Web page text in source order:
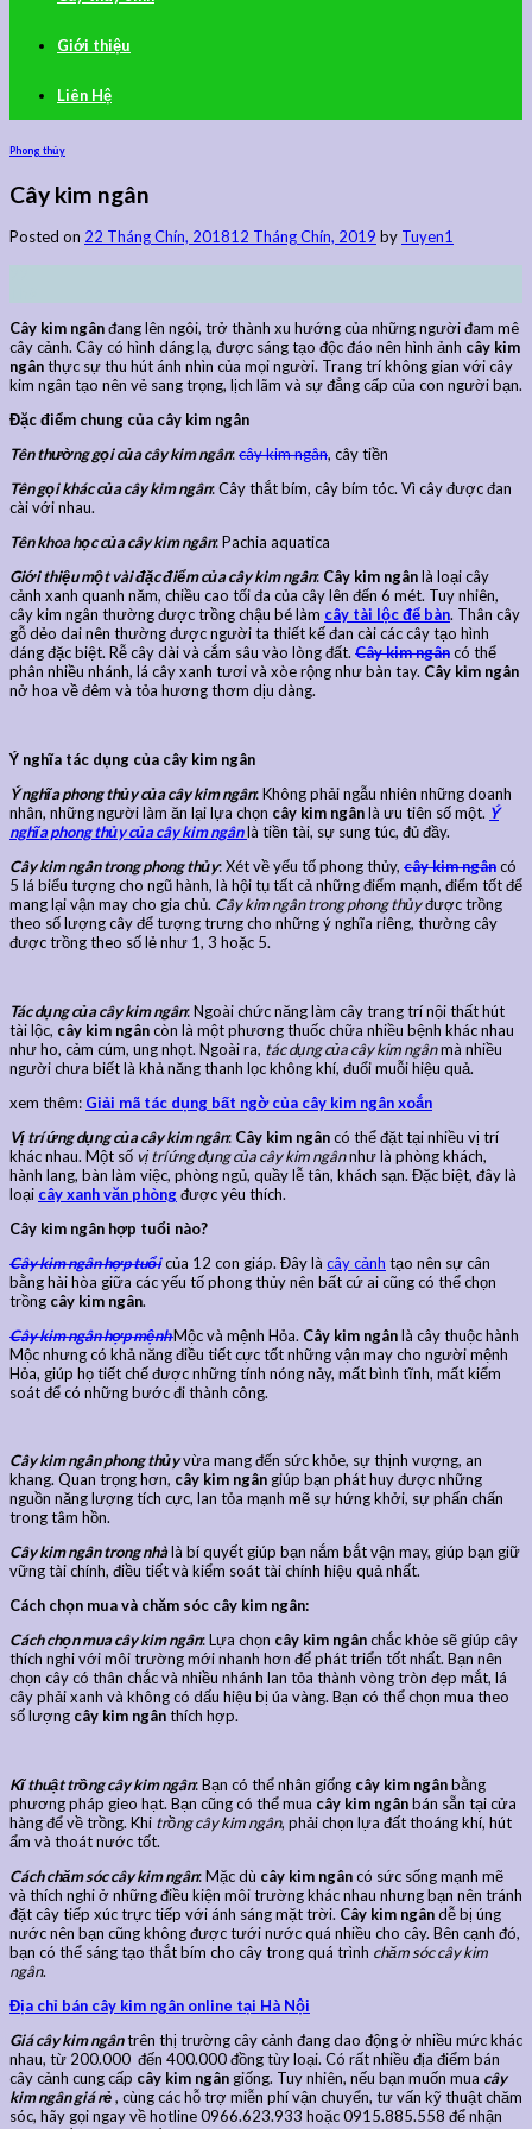
Giới thiệu
Liên Hệ
Phong thủy
Cây kim ngân
Posted on 22 Tháng Chín, 201812 Tháng Chín, 2019 by Tuyen1
Cây kim ngânđang lên ngôi, trở thành xu hướng của những người đam mê
cây cảnh. Cây có hình dáng lạ, được sáng tạo độc đáo nên hình ảnh cây kim
ngânthực sự thu hút ánh nhìn của mọi người. Trang trí không gian với cây
kim ngân tạo nên vẻ sang trọng, lịch lãm và sự đẳng cấp của con người bạn.
Đặc điểm chung của cây kim ngân
Tên thường gọi của cây kim ngân:cây kim ngân, cây tiền
Tên gọi khác của cây kim ngân: Cây thắt bím, cây bím tóc. Vì cây được đan
cài với nhau.
Tên khoa học của cây kim ngân: Pachia aquatica
Giới thiệu một vài đặc điểm của cây kim ngân: Cây kim ngânlà loại cây
cảnh xanh quanh năm, chiều cao tối đa của cây lên đến 6 mét. Tuy nhiên,
cây kim ngân thường được trồng chậu bé làm cây tài lộc để bàn. Thân cây
gỗ dẻo dai nên thường được người ta thiết kế đan cài các cây tạo hình
dáng đặc biệt. Rễ cây dài và cắm sâu vào lòng đất. Cây kim ngâncó thể
phân nhiều nhánh, lá cây xanh tươi và xòe rộng như bàn tay. Cây kim ngân
nở hoa về đêm và tỏa hương thơm dịu dàng.
Ý nghĩa tác dụng của cây kim ngân
Ý nghĩa phong thủy của cây kim ngân: Không phải ngẫu nhiên những doanh
nhân, những người làm ăn lại lựa chọn cây kim ngânlà ưu tiên số một. Ý
nghĩa phong thủy của cây kim ngânlà tiền tài, sự sung túc, đủ đầy.
Cây kim ngân trong phong thủy: Xét về yếu tố phong thủy, cây kim ngâncó
5 lá biểu tượng cho ngũ hành, là hội tụ tất cả những điểm mạnh, điểm tốt để
mang lại vận may cho gia chủ. Cây kim ngân trong phong thủyđược trồng
theo số lượng cây để tượng trưng cho những ý nghĩa riêng, thường cây
được trồng theo số lẻ như 1, 3 hoặc 5.
Tác dụng của cây kim ngân: Ngoài chức năng làm cây trang trí nội thất hút
tài lộc, cây kim ngâncòn là một phương thuốc chữa nhiều bệnh khác nhau
như ho, cảm cúm, ung nhọt. Ngoài ra, tác dụng của cây kim ngânmà nhiều
người chưa biết là khả năng thanh lọc không khí, đuổi muỗi hiệu quả.
xem thêm: Giải mã tác dụng bất ngờ của cây kim ngân xoắn
Vị trí ứng dụng của cây kim ngân: Cây kim ngâncó thể đặt tại nhiều vị trí
khác nhau. Một số vị trí ứng dụng của cây kim ngânnhư là phòng khách,
hành lang, bàn làm việc, phòng ngủ, quầy lễ tân, khách sạn. Đặc biệt, đây là
loại cây xanh văn phòngđược yêu thích.
Cây kim ngân hợp tuổi nào?
Cây kim ngân hợp tuổicủa 12 con giáp. Đây là cây cảnh tạo nên sự cân
bằng hài hòa giữa các yếu tố phong thủy nên bất cứ ai cũng có thể chọn
trồng cây kim ngân.
Cây kim ngân hợp mệnhMộc và mệnh Hỏa. Cây kim ngânlà cây thuộc hành
Mộc nhưng có khả năng điều tiết cực tốt những vận may cho người mệnh
Hỏa, giúp họ tiết chế được những tính nóng nảy, mất bình tĩnh, mất kiểm
soát để có những bước đi thành công.
Cây kim ngân phong thủyvừa mang đến sức khỏe, sự thịnh vượng, an
khang. Quan trọng hơn, cây kim ngân giúp bạn phát huy được những
nguồn năng lượng tích cực, lan tỏa mạnh mẽ sự hứng khởi, sự phấn chấn
trong tâm hồn.
Cây kim ngân trong nhàlà bí quyết giúp bạn nắm bắt vận may, giúp bạn giữ
vững tài chính, điều tiết và kiểm soát tài chính hiệu quả nhất.
Cách chọn mua và chăm sóc cây kim ngân:
Cách chọn mua cây kim ngân: Lựa chọn cây kim ngânchắc khỏe sẽ giúp cây
thích nghi với môi trường mới nhanh hơn để phát triển tốt nhất. Bạn nên
chọn cây có thân chắc và nhiều nhánh lan tỏa thành vòng tròn đẹp mắt, lá
cây phải xanh và không có dấu hiệu bị úa vàng. Bạn có thể chọn mua theo
số lượng cây kim ngânthích hợp.
Kĩ thuật trồng cây kim ngân: Bạn có thể nhân giống cây kim ngânbằng
phương pháp gieo hạt. Bạn cũng có thể mua cây kim ngânbán sẵn tại cửa
hàng để về trồng. Khi trồng cây kim ngân, phải chọn lựa đất thoáng khí, hút
ẩm và thoát nước tốt.
Cách chăm sóc cây kim ngân: Mặc dù cây kim ngâncó sức sống mạnh mẽ
và thích nghi ở những điều kiện môi trường khác nhau nhưng bạn nên tránh
đặt cây tiếp xúc trực tiếp với ánh sáng mặt trời. Cây kim ngândễ bị úng
nước nên bạn cũng không được tưới nước quá nhiều cho cây. Bên cạnh đó,
bạn có thể sáng tạo thắt bím cho cây trong quá trình chăm sóc cây kim
ngân.
Địa chỉ bán cây kim ngân online tại Hà Nội
Giá cây kim ngântrên thị trường cây cảnh đang dao động ở nhiều mức khác
nhau, từ 200.000 đến 400.000 đồng tùy loại. Có rất nhiều địa điểm bán
cây cảnh cung cấp cây kim ngân giống. Tuy nhiên, nếu bạn muốn mua cây
kim ngân giá rẻ, cùng các hỗ trợ miễn phí vận chuyển, tư vấn kỹ thuật chăm
sóc, hãy gọi ngay về hotline 0966.623.933 hoặc 0915.885.558 để nhận